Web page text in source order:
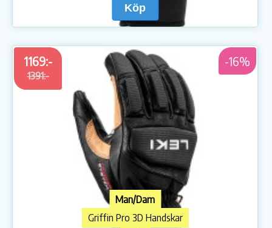
Köp
1169:-
1391:-
-16%
Man/Dam
Griffin Pro 3D Handskar